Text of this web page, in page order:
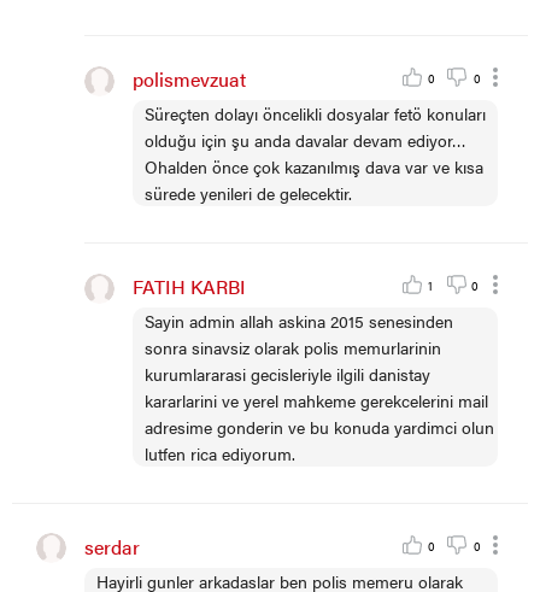
polismevzuat 0 0
Süreçten dolayı öncelikli dosyalar fetö konuları
olduğu için şu anda davalar devam ediyor…
Ohalden önce çok kazanılmış dava var ve kısa
sürede yenileri de gelecektir.
FATIH KARBI 1 0
Sayin admin allah askina 2015 senesinden
sonra sinavsiz olarak polis memurlarinin
kurumlararasi gecisleriyle ilgili danistay
kararlarini ve yerel mahkeme gerekcelerini mail
adresime gonderin ve bu konuda yardimci olun
lutfen rica ediyorum.
serdar 0 0
Hayirli gunler arkadaslar ben polis memeru olarak